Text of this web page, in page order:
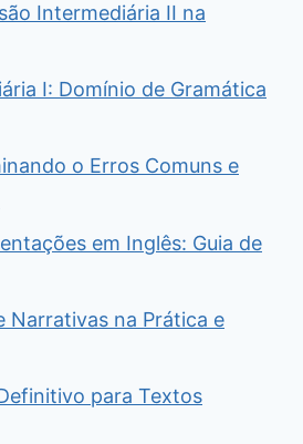
Intermediária II na
I: Domínio de Gramática
o Erros Comuns e
em Inglês: Guia de
Narrativas na Prática e
para Textos